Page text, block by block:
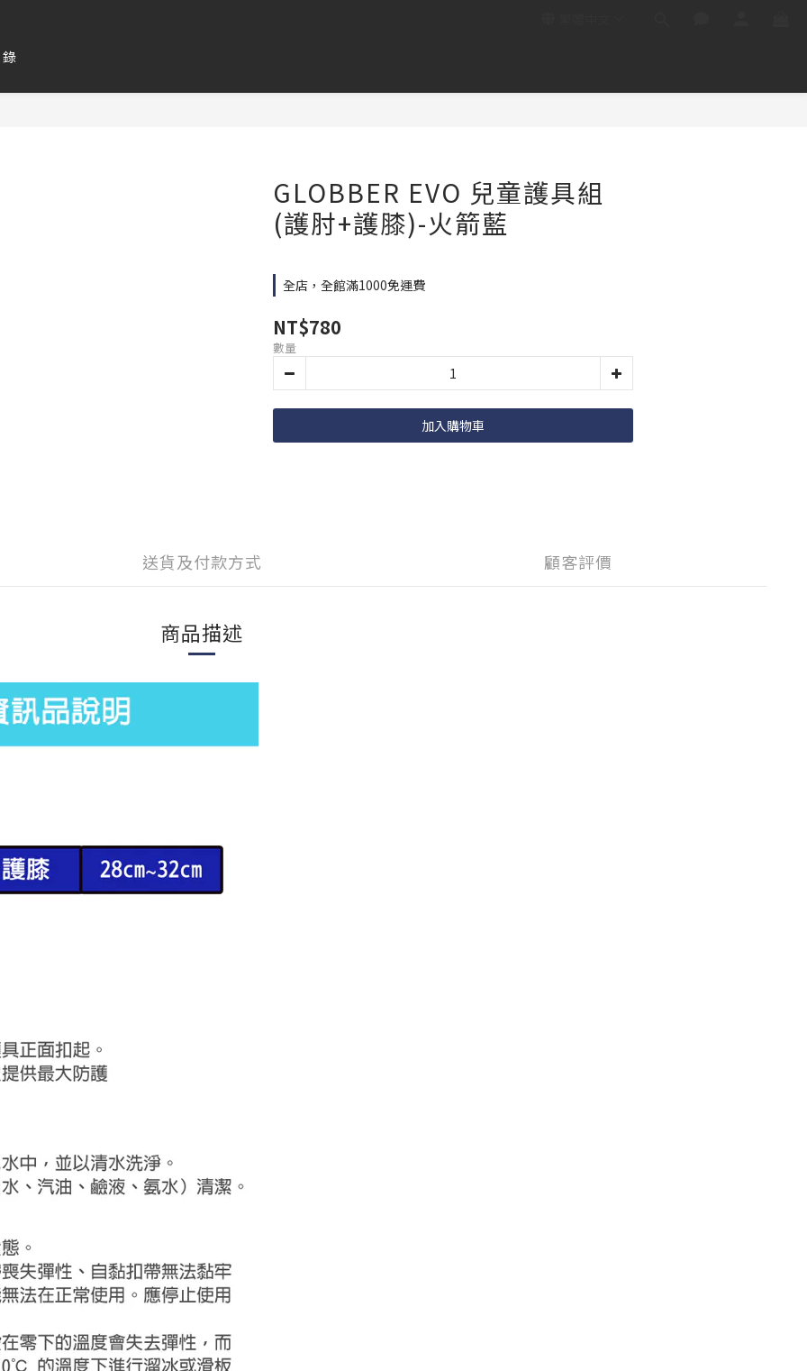
GLOBBER EVO 兒童護具組
(護肘+護膝)-火箭藍
全店，全館滿1000免運費
NT$780
數量
加入購物車
送貨及付款方式 顧客評價
商品描述